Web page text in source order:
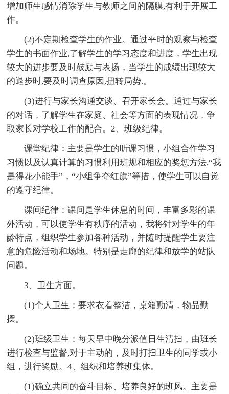
增加师生感情消除学生与教师之间的隔膜,有利于开展工
作。
(2)不定期检查学生的作业。通过平时的观察与检查
学生的书面作业,了解学生的学习态度和进度，学生出现
较大的进步要及时鼓励与表扬，当学生的成绩出现较大
的退步时,要及时调查原因,扭转局势.。
(3)进行与家长沟通交谈、召开家长会。通过与家长
的对话，了解学生在家庭、社会等方面的表现情况，争
取家长对学校工作的配合。2、班级纪律。
课堂纪律：主要是学生的听课习惯，小组合作学习
习惯以及认真计算的习惯利用班规和相应的奖惩方法,“我
是得花小能手”，“小组争夺红旗”等措，使学生可以自觉
的遵守纪律。
课间纪律：课间是学生休息的时间，丰富多彩的课
外活动，可以使学生有秩序的活动，我将针对学生的年
龄特点，组织学生参加各种活动，并随时提醒学生要注
意的危险活动和场地。特别是走廊的纪律和放学的站队
问题。
3、卫生方面。
(1)个人卫生：要求衣着整洁，桌箱勤清，物品勤
摆。
(2)班级卫生：每天早中晚分派值日生清扫，由班长
进行检查与监督,对于主动的，及时打扫卫生的同学或小
组，进行奖励。4、组织和培养班集体。
(1)确立共同的奋斗目标、培养良好的班风。主要是